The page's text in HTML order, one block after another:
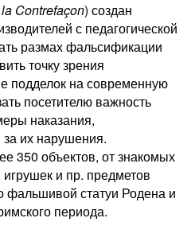
Contrefaçon) создан
с педагогической
размах фальсификации
точку зрения
подделок на современную
посетителю важность
наказания,
их нарушения.
350 объектов, от знакомых
и пр. предметов
фальшивой статуи Родена и
периода.